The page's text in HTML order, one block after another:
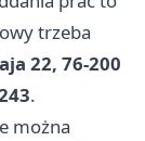
trzeba
22, 76-200
.
można